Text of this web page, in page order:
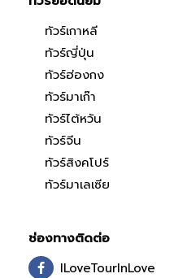
ทัวร์เกาหลี
ทัวร์ญี่ปุ่น
ทัวร์ฮ่องกง
ทัวร์มาเก๊า
ทัวร์ไต้หวัน
ทัวร์จีน
ทัวร์สิงคโปร์
ทัวร์มาเลเซีย
ช่องทางติดต่อ
ILoveTourInLove